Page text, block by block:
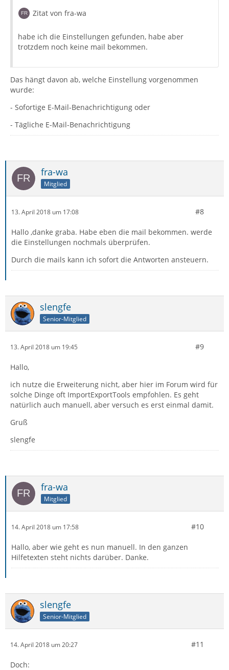
Zitat von fra-wa
habe ich die Einstellungen gefunden, habe aber
trotzdem noch keine mail bekommen.
Das hängt davon ab, welche Einstellung vorgenommen
wurde:
- Sofortige E-Mail-Benachrichtigung oder
- Tägliche E-Mail-Benachrichtigung
fra-wa
Mitglied
13. April 2018 um 17:08 #8
Hallo ,danke graba. Habe eben die mail bekommen. werde
die Einstellungen nochmals überprüfen.
Durch die mails kann ich sofort die Antworten ansteuern.
slengfe
Senior-Mitglied
13. April 2018 um 19:45 #9
Hallo,
ich nutze die Erweiterung nicht, aber hier im Forum wird für
solche Dinge oft ImportExportTools empfohlen. Es geht
natürlich auch manuell, aber versuch es erst einmal damit.
Gruß
slengfe
fra-wa
Mitglied
14. April 2018 um 17:58 #10
Hallo, aber wie geht es nun manuell. In den ganzen
Hilfetexten steht nichts darüber. Danke.
slengfe
Senior-Mitglied
14. April 2018 um 20:27 #11
Doch: